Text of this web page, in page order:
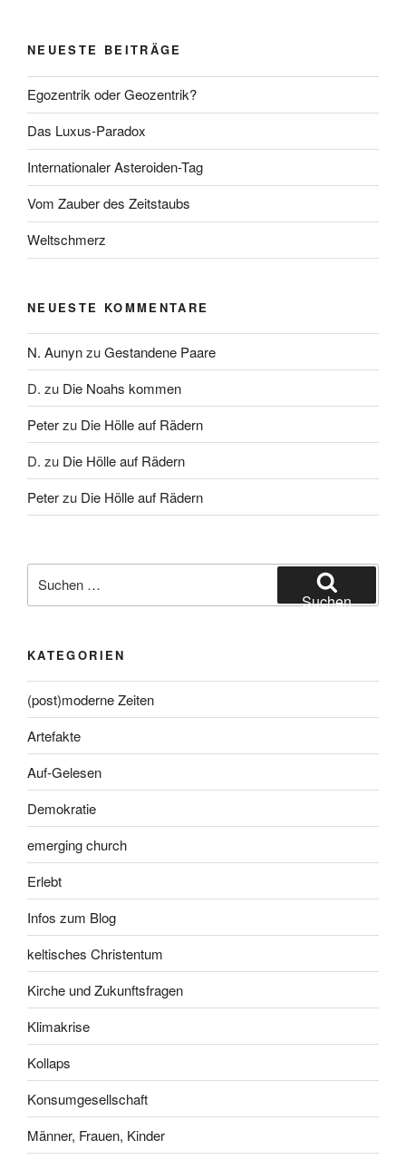
NEUESTE BEITRÄGE
Egozentrik oder Geozentrik?
Das Luxus-Paradox
Internationaler Asteroiden-Tag
Vom Zauber des Zeitstaubs
Weltschmerz
NEUESTE KOMMENTARE
N. AunynzuGestandene Paare
D. zu Die Noahs kommen
Peterzu Die Hölle auf Rädern
D. zu Die Hölle auf Rädern
Peterzu Die Hölle auf Rädern
nach:
Suchen
KATEGORIEN
(post)moderne Zeiten
Artefakte
Auf-Gelesen
Demokratie
emerging church
Erlebt
Infos zum Blog
keltisches Christentum
Kirche und Zukunftsfragen
Klimakrise
Kollaps
Konsumgesellschaft
Männer, Frauen, Kinder